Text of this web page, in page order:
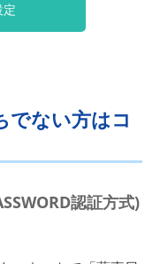
定
でない方はコ
認証方式)